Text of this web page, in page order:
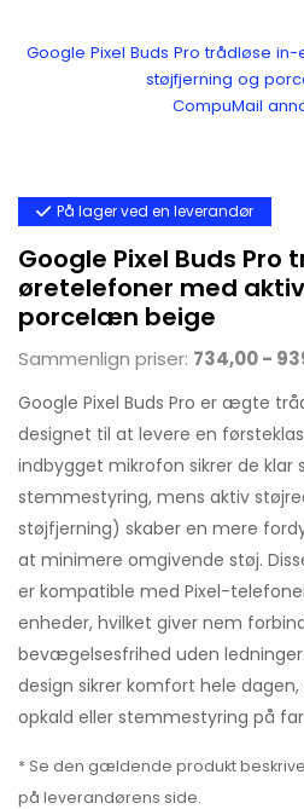
Google Pixel Buds Pro trådløse
støjfjerning og
CompuMail
På lager ved en leverandør
Google Pixel Buds Pro
øretelefoner med
porcelæn beige
Sammenlign priser: 734,00 -
Google Pixel Buds Pro er ægte
designet til at levere en
indbygget mikrofon sikrer de klar
stemmestyring, mens aktiv
støjfjerning) skaber en mere
at minimere omgivende støj.
er kompatible med Pixel-
enheder, hvilket giver nem
bevægelsesfrihed uden
design sikrer komfort hele
opkald eller stemmestyring på
* Se den gældende produkt
på leverandørens side.